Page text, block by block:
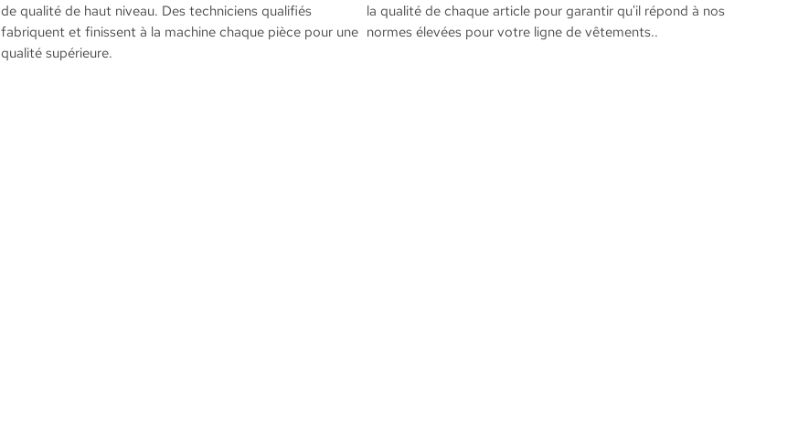
de qualité de haut niveau. Des techniciens qualifiés
fabriquent et finissent à la machine chaque pièce pour une
qualité supérieure.
la qualité de chaque article pour garantir qu'il répond à nos
normes élevées pour votre ligne de vêtements..